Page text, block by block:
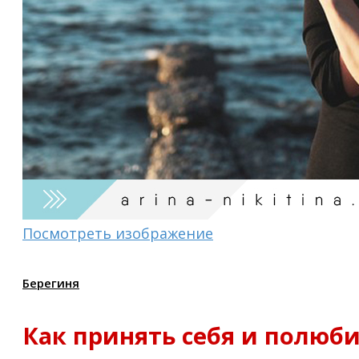
Посмотреть изображение
Берегиня
Как принять себя и